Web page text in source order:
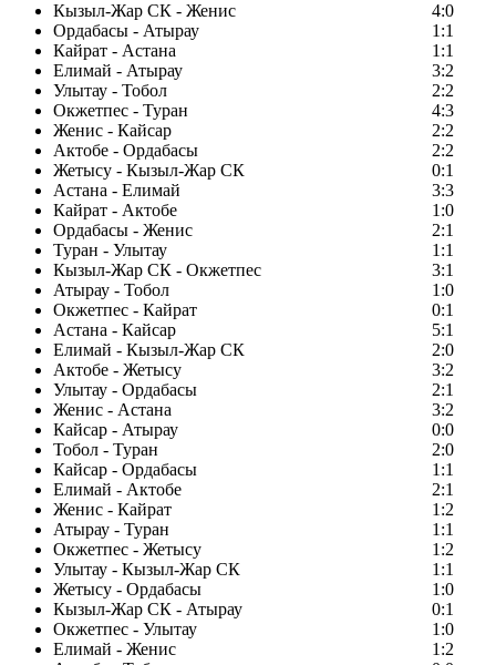
Кызыл-Жар СК - Женис
4:0
Ордабасы - Атырау
1:1
Кайрат - Астана
1:1
Елимай - Атырау
3:2
Улытау - Тобол
2:2
Окжетпес - Туран
4:3
Женис - Кайсар
2:2
Актобе - Ордабасы
2:2
Жетысу - Кызыл-Жар СК
0:1
Астана - Елимай
3:3
Кайрат - Актобе
1:0
Ордабасы - Женис
2:1
Туран - Улытау
1:1
Кызыл-Жар СК - Окжетпес
3:1
Атырау - Тобол
1:0
Окжетпес - Кайрат
0:1
Астана - Кайсар
5:1
Елимай - Кызыл-Жар СК
2:0
Актобе - Жетысу
3:2
Улытау - Ордабасы
2:1
Женис - Астана
3:2
Кайсар - Атырау
0:0
Тобол - Туран
2:0
Кайсар - Ордабасы
1:1
Елимай - Актобе
2:1
Женис - Кайрат
1:2
Атырау - Туран
1:1
Окжетпес - Жетысу
1:2
Улытау - Кызыл-Жар СК
1:1
Жетысу - Ордабасы
1:0
Кызыл-Жар СК - Атырау
0:1
Окжетпес - Улытау
1:0
Елимай - Женис
1:2